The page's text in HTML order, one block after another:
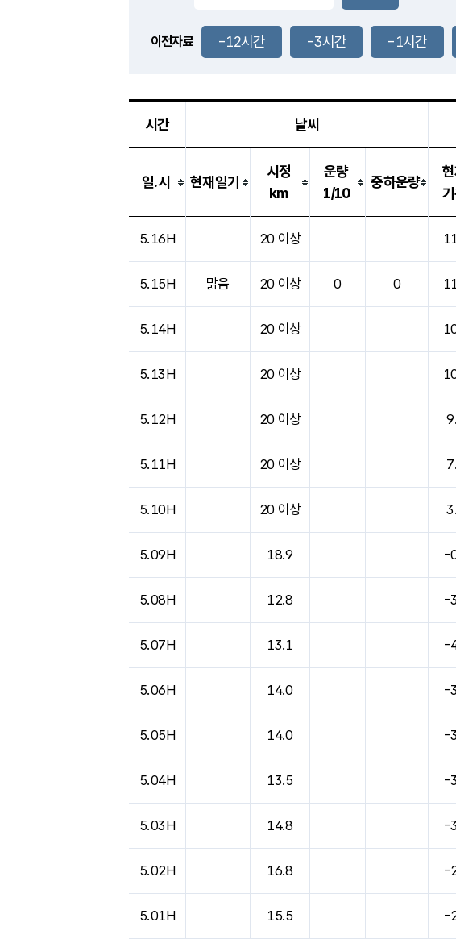
1.7m/s
-
이전자료 -12시간 -3시간 -1시간
시간 날씨
일.시 현재일기
시정
km
운량
1/10
중하운량
5.16H 20 이상
5.15H 맑음 20 이상 0 0
5.14H 20 이상
5.13H 20 이상
5.12H 20 이상
5.11H 20 이상
5.10H 20 이상
5.09H 18.9 -
5.08H 12.8 -
5.07H 13.1 -
5.06H 14.0 -
5.05H 14.0 -
5.04H 13.5 -
5.03H 14.8 -
5.02H 16.8 -
5.01H 15.5 -